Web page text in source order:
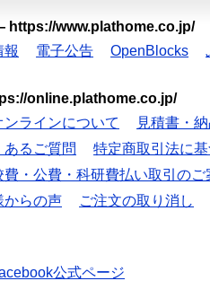
https://www.plathome.co.jp/
報 電子公告 OpenBlocks
online.plathome.co.jp/
ラインについて
見積書・
あるご質問
特定商取引法に
費・公費・科研費払い取引のご
からの声 ご注文の取り消し
公式ページ